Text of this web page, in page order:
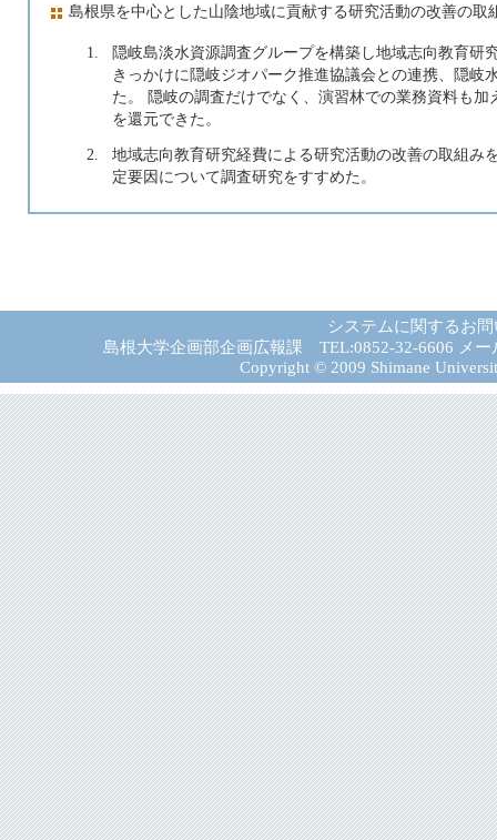
島根県を中心とした山陰地域に貢献する研究活動の改善の取
1.
隠岐島淡水資源調査グループを構築し地域志向教育研
きっかけに隠岐ジオパーク推進協議会との連携、隠岐
た。 隠岐の調査だけでなく、演習林での業務資料も
を還元できた。
2.
地域志向教育研究経費による研究活動の改善の取組み
定要因について調査研究をすすめた。
システムに関するお
島根大学企画部企画広報課 TEL:0852-32-6606 メー
Copyright © 2009 Shimane